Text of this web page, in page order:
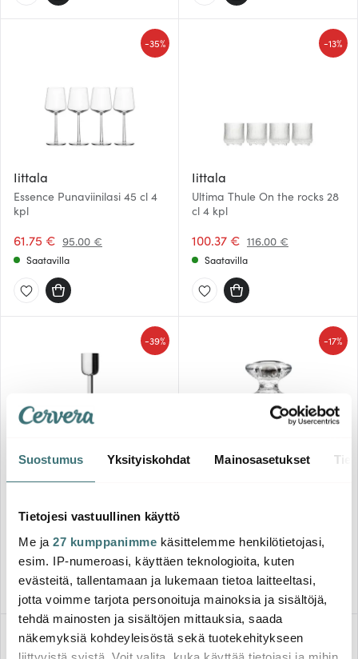
Suostumus Yksityiskohdat Mainosasetukset
Tietojesi vastuullinen käyttö
Me ja 27 kumppanimme käsittelemme henkilötietojasi,
esim. IP-numeroasi, käyttäen teknologioita, kuten
evästeitä, tallentamaan ja lukemaan tietoa laitteeltasi,
jotta voimme tarjota personoituja mainoksia ja sisältöjä,
tehdä mainosten ja sisältöjen mittauksia, saada
näkemyksiä kohdeyleisöstä sekä tuotekehitykseen
Iittala
Essence Punaviinilasi 45 cl 4
kpl
61.75 € 95.00 €
-35%
Saatavilla
Iittala
Ultima Thule On the rocks 28
cl 4 kpl
100.37 € 116.00 €
-13%
Saatavilla
cm Teräs
51.08 € 84.00 €
-39%
Muutama jäljellä
63.31 € 76.00 €
-17%
Saatavilla
-32%